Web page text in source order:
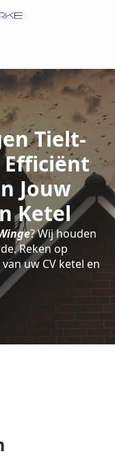
Tielt-
Efficiënt
Jouw
Ketel
? Wij houden
Reken op
uw CV ketel en